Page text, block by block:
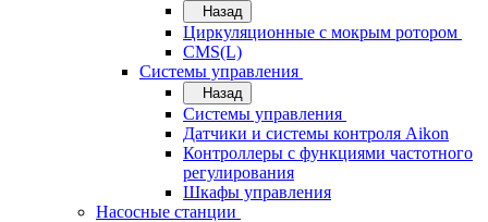
Назад
Циркуляционные с мокрым ротором
CMS(L)
Системы управления
Назад
Системы управления
Датчики и системы контроля Aikon
Контроллеры с функциями частотного
регулирования
Шкафы управления
Насосные станции